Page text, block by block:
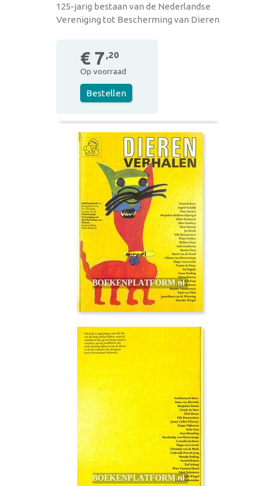
125-jarig bestaan van de Nederlandse
Vereniging tot Bescherming van Dieren
€ 7 ,20
Op voorraad
Bestellen